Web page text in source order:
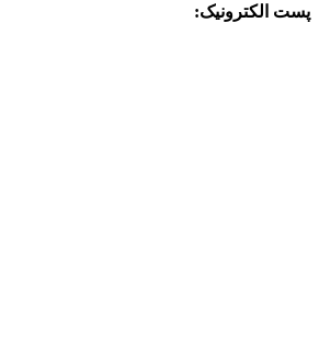
پست الکترونیک: